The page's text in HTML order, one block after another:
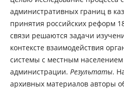
административных границ в
принятия российских реформ
связи решаются задачи
контексте взаимодействия
системы с местным
администрации. Результаты.
архивных материалов авторы